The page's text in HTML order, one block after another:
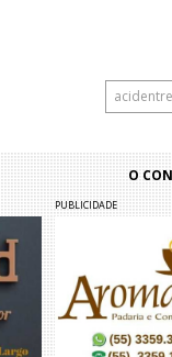
acidentre
O
PUBLICIDADE